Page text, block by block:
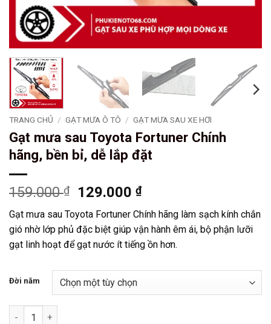
TRANG CHỦ / GẠT MƯA Ô TÔ / GẠT MƯA SAU XE HƠI
Gạt mưa sau Toyota Fortuner Chính
hãng, bền bỉ, dễ lắp đặt
159.000₫
Giá
gốc
là:
159.000 ₫.
129.000₫Giá
hiện
tại
là:
129.000 ₫.
Gạt mưa sau Toyota Fortuner Chính hãng làm sạch kính chắn
gió nhờ lớp phủ đặc biệt giúp vận hành êm ái, bộ phận lưỡi
gạt linh hoạt để gạt nước ít tiếng ồn hơn.
Đời năm
Gạt mưa sau Toyota Fortuner Chính hãng, bền bỉ, dễ lắp đặt